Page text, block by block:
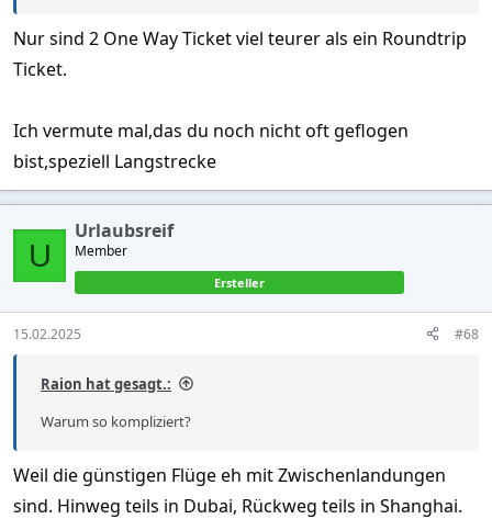
Nur sind 2 One Way Ticket viel teurer als ein Roundtrip
Ticket.
Ich vermute mal,das du noch nicht oft geflogen
bist,speziell Langstrecke
U
Urlaubsreif
Member
Ersteller
15.02.2025 #68
Raion hat gesagt.:
Warum so kompliziert?
Weil die günstigen Flüge eh mit Zwischenlandungen
sind. Hinweg teils in Dubai, Rückweg teils in Shanghai.